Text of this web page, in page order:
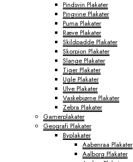
Pindsvin Plakater
Pingvine Plakater
Puma Plakater
Ræve Plakater
Skildpadde Plakater
Skorpion Plakater
Slange Plakater
Tiger Plakater
Ugle Plakater
Ulve Plakater
Vaskebjørne Plakater
Zebra Plakater
Gamerplakater
Geografi Plakater
Byplakater
Aabenraa Plakater
Aalborg Plakater